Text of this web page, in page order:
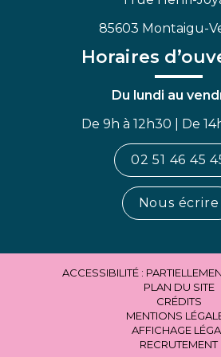
85603 Montaigu-
Horaires
Du lundi au
De 9h à 12h30 | De
02 51 46 45
Nous écrire
ACCESSIBILITÉ :
PLAN DU SITE
CRÉDITS
MENTIONS
AFFICHAGE
RECRUTEMENT